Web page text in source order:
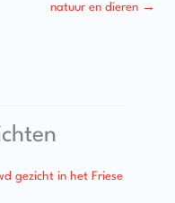
natuur en dieren →